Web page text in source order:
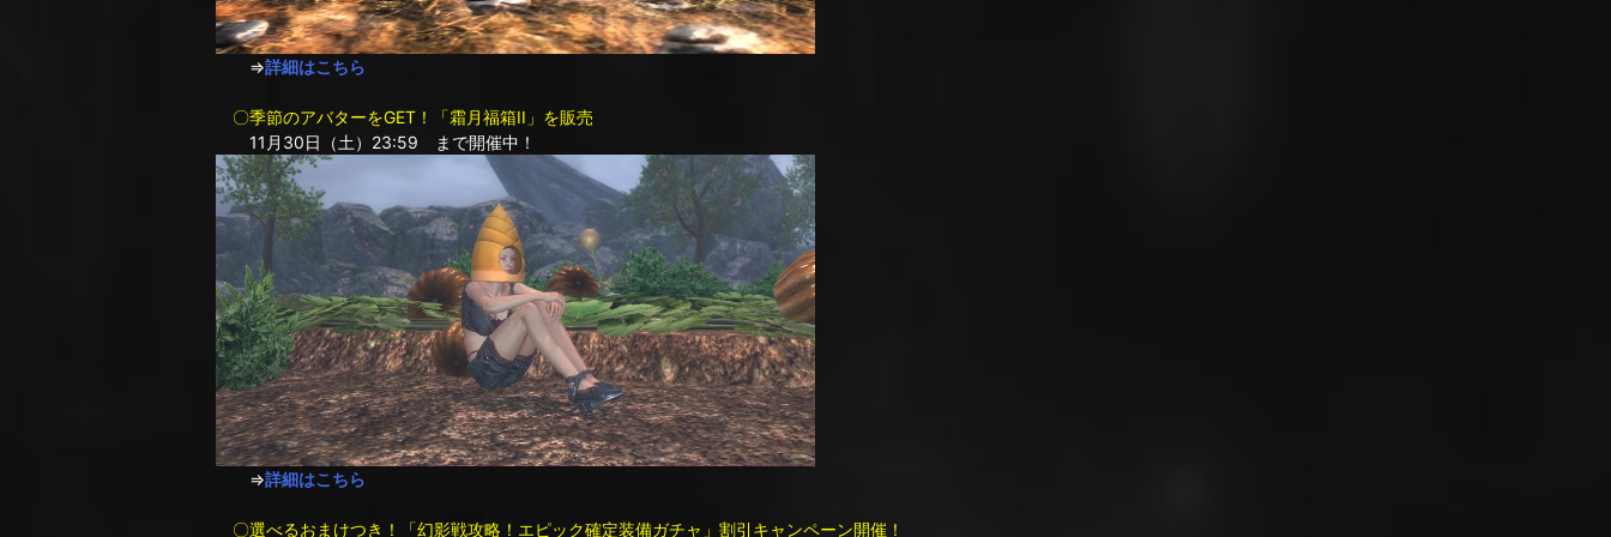
⇒詳細はこちら
〇季節のアバターをGET！「霜月福箱II」を販売
11月30日（土）23:59 まで開催中！
⇒詳細はこちら
〇選べるおまけつき！「幻影戦攻略！エピック確定装備ガチャ」割引キャンペーン開催！